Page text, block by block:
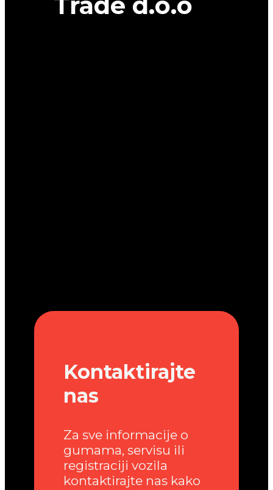
Kontaktirajte
nas
Za sve informacije o
gumama, servisu ili
registraciji vozila
kontaktirajte nas kako